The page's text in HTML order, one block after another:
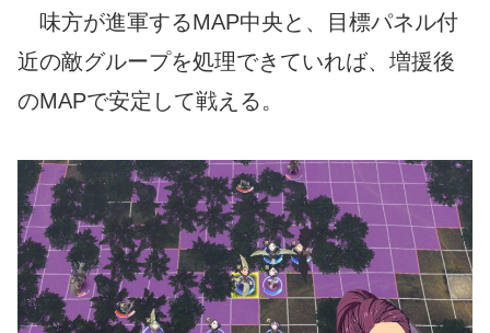
味方が進軍するMAP中央と、目標パネル付
近の敵グループを処理できていれば、増援後
のMAPで安定して戦える。